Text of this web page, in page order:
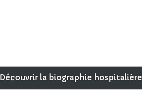
Découvrir la biographie hospitalière